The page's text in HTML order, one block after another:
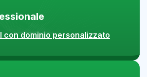
con dominio personalizzato